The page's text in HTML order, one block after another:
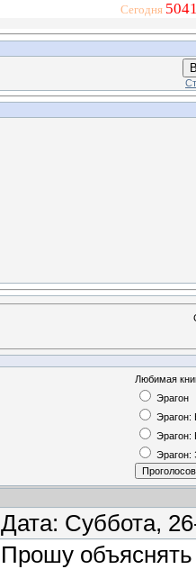
Сегодня
Любимая
Эрагон
Эрагон:
Эрагон:
Эрагон:
Дата: Суббота,
Прошу